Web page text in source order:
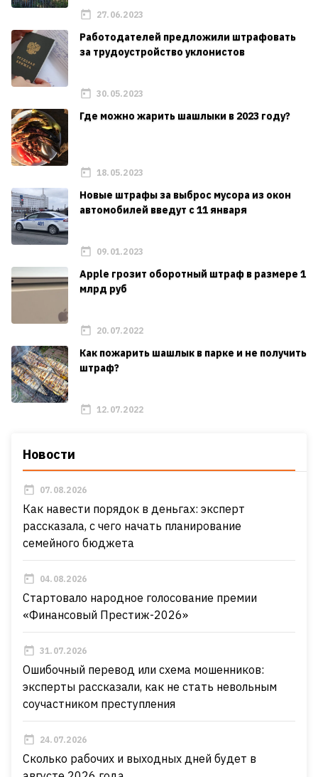
27.06.2023
Работодателей предложили штрафовать
за трудоустройство уклонистов
30.05.2023
Где можно жарить шашлыки в 2023 году?
18.05.2023
Новые штрафы за выброс мусора из окон
автомобилей введут с 11 января
09.01.2023
Apple грозит оборотный штраф в размере 1
млрд руб
20.07.2022
Как пожарить шашлык в парке и не получить
штраф?
12.07.2022
Новости
07.08.2026
Как навести порядок в деньгах: эксперт
рассказала, с чего начать планирование
семейного бюджета
04.08.2026
Стартовало народное голосование премии
«Финансовый Престиж-2026»
31.07.2026
Ошибочный перевод или схема мошенников:
эксперты рассказали, как не стать невольным
соучастником преступления
24.07.2026
Сколько рабочих и выходных дней будет в